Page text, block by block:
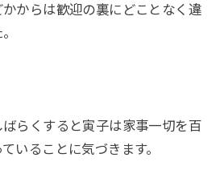
からは歓迎の裏にどことなく違
らくすると寅子は家事一切を百
いることに気づきます。